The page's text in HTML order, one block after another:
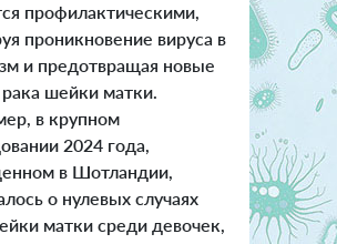
профилактическими,
проникновение вируса в
и предотвращая новые
рака шейки матки.
в крупном
2024 года,
в Шотландии,
о нулевых случаях
матки среди девочек,